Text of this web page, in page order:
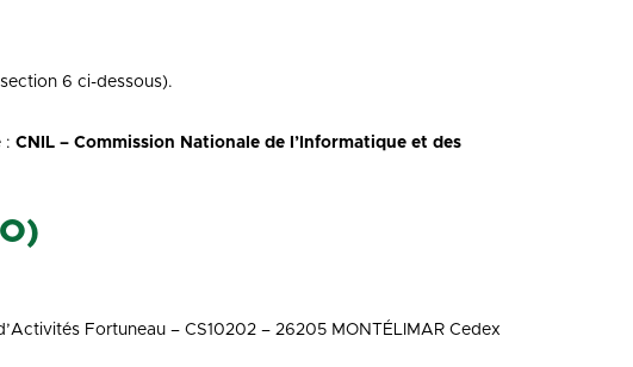
6 ci-dessous).
: CNIL – Commission Nationale de l’Informatique et des
Fortuneau – CS10202 – 26205 MONTÉLIMAR Cedex